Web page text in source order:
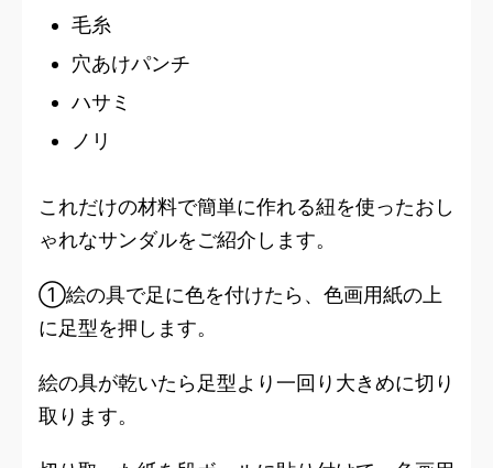
毛糸
穴あけパンチ
ハサミ
ノリ
これだけの材料で簡単に作れる紐を使ったおし
ゃれなサンダルをご紹介します。
①絵の具で足に色を付けたら、色画用紙の上
に足型を押します。
絵の具が乾いたら足型より一回り大きめに切り
取ります。